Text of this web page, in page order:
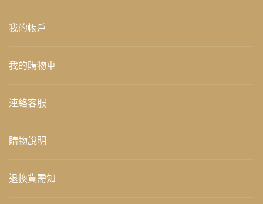
我的帳戶
我的購物車
連絡客服
購物說明
退換貨需知